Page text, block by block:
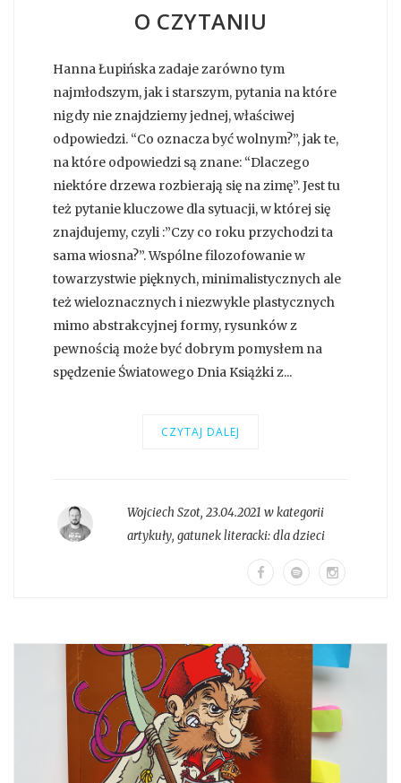
O CZYTANIU
Hanna Łupińska zadaje zarówno tym
najmłodszym, jak i starszym, pytania na które
nigdy nie znajdziemy jednej, właściwej
odpowiedzi. “Co oznacza być wolnym?”, jak te,
na które odpowiedzi są znane: “Dlaczego
niektóre drzewa rozbierają się na zimę”. Jest tu
też pytanie kluczowe dla sytuacji, w której się
znajdujemy, czyli :”Czy co roku przychodzi ta
sama wiosna?”. Wspólne filozofowanie w
towarzystwie pięknych, minimalistycznych ale
też wieloznacznych i niezwykle plastycznych
mimo abstrakcyjnej formy, rysunków z
pewnością może być dobrym pomysłem na
spędzenie Światowego Dnia Książki z...
CZYTAJ DALEJ
Wojciech Szot, 23.04.2021 w kategorii
artykuły, gatunek literacki:dla dzieci